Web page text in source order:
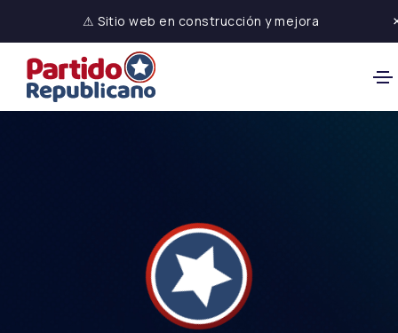
⚠ Sitio web en construcción y mejora